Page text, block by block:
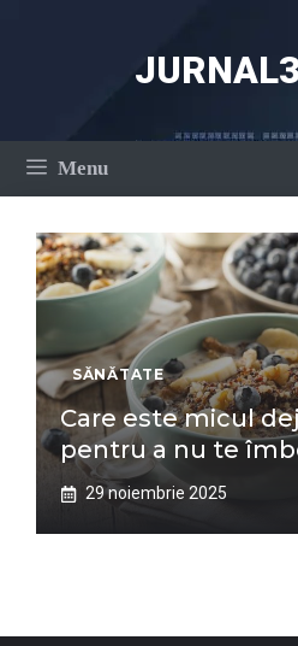
Menu
SĂNĂTATE
Care este micul
pentru a nu te
29 noiembrie 2025